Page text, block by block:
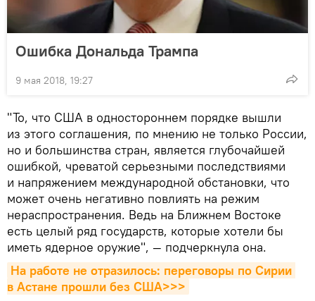
Ошибка Дональда Трампа
9 мая 2018, 19:27
"То, что США в одностороннем порядке вышли
из этого соглашения, по мнению не только России,
но и большинства стран, является глубочайшей
ошибкой, чреватой серьезными последствиями
и напряжением международной обстановки, что
может очень негативно повлиять на режим
нераспространения. Ведь на Ближнем Востоке
есть целый ряд государств, которые хотели бы
иметь ядерное оружие", — подчеркнула она.
На работе не отразилось: переговоры по Сирии
в Астане прошли без США>>>